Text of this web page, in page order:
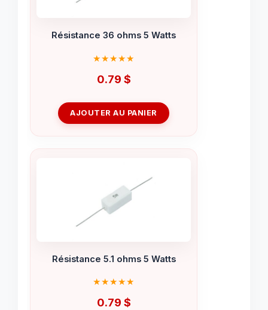
Résistance 36 ohms 5 Watts
0.79 $
AJOUTER AU PANIER
Résistance 5.1 ohms 5 Watts
0.79 $